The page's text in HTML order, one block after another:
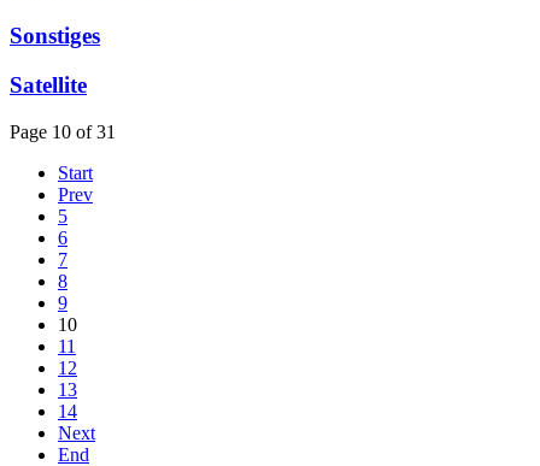
Sonstiges
Satellite
Page 10 of 31
Start
Prev
5
6
7
8
9
10
11
12
13
14
Next
End